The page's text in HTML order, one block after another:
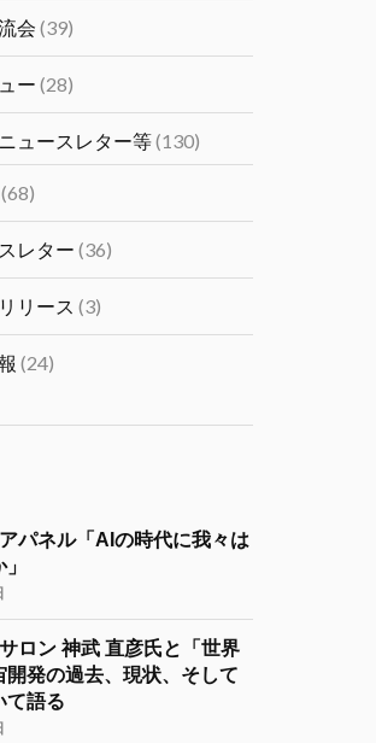
ュニティ
度（冬）日本人研究者交
1(土)(PST) JSPS San
主催の交流会が開催さ
。
ミュニティ リツイートされました
学院学生会
日（土）22:30-24:30（日本時
登録
forms.gle/kzrJ5k62eHNSAJM29
された方にZoomリンクをお送り
）
会 (39)
ー (28)
ュースレター等(130)
(68)
レター (36)
リース (3)
(24)
パネル「AIの時代に我々は
ロン 神武 直彦氏と「世界
開発の過去、現状、そして
て語る